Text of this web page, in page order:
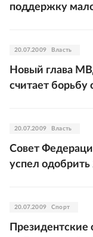
поддержку
20.07.2009 Власть
Новый глава
считает борьбу
20.07.2009 Власть
Совет
успел одобрить
20.07.2009 Спорт
Президентские